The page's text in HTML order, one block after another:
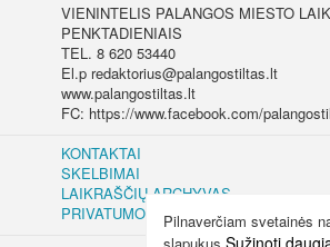
VIENINTELIS PALANGOS MIESTO
PENKTADIENIAIS
TEL. 8 620 53440
El.p redaktorius@palangostiltas.lt
www.palangostiltas.lt
FC: https://www.facebook.com/
KONTAKTAI
SKELBIMAI
LAIKRAŠČIŲ ARCHYVAS
PRIVATUMO IR SLAPUKŲ POLITIKA
Pilnaverčiam svetainės